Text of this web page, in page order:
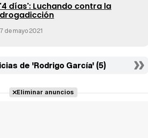
'4 días': Luchando contra la
drogadicción
7 de mayo 2021
de 'Rodrigo García' (5)
Eliminar anuncios